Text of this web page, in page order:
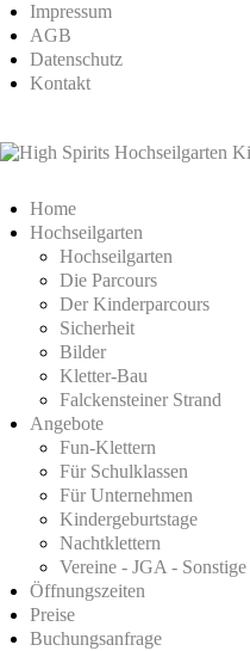
Impressum
AGB
Datenschutz
Kontakt
Home
Hochseilgarten
Hochseilgarten
Die Parcours
Der Kinderparcours
Sicherheit
Bilder
Kletter-Bau
Falckensteiner Strand
Angebote
Fun-Klettern
Für Schulklassen
Für Unternehmen
Kindergeburtstage
Nachtklettern
Vereine - JGA - Sonstige
Öffnungszeiten
Preise
Buchungsanfrage